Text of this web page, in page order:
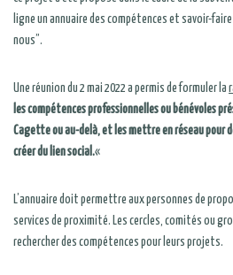
ligne un annuaire des compétences et savoir-
nous”.
Une réunion du 2 mai 2022 a permis de formuler la
les compétences professionnelles ou bénévoles
Cagette ou au-delà, et les mettre en réseau pour
créer du lien social.«
L’annuaire doit permettre aux personnes de
services de proximité. Les cercles, comités ou
rechercher des compétences pour leurs projets.